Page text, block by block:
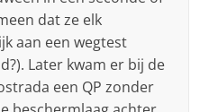
dat ze elk
aan een wegtest
Later kwam er bij de
een QP zonder